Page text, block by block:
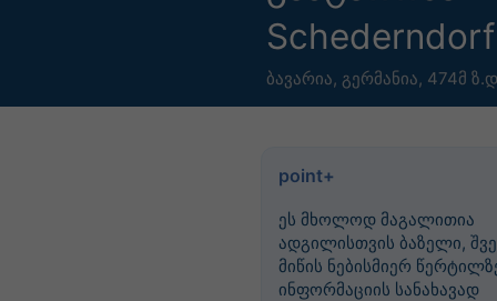
Schederndorf
ბავარია, გერმანია, 474მ
point+
ეს მხოლოდ მაგალითია
ადგილისთვის ბაზელი,
მიწის ნებისმიერ
ინფორმაციის სანახავად